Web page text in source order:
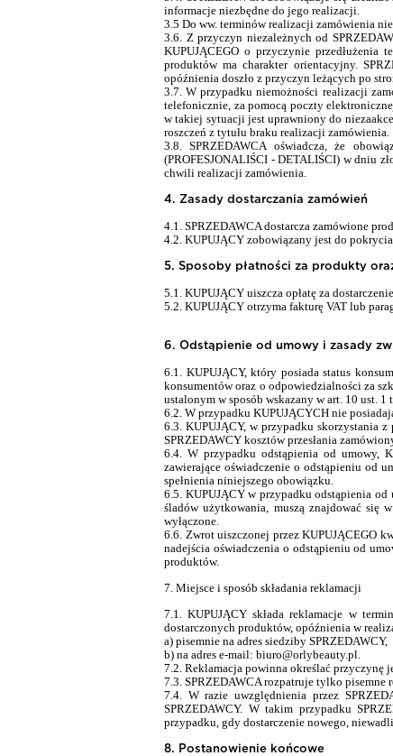
informacje niezbędne do jego realizacji.
3.5 Do ww. terminów realizacji zamówienia
3.6. Z przyczyn niezależnych od
KUPUJĄCEGO o przyczynie
produktów ma charakter orientacyjny.
opóźnienia doszło z przyczyn leżących po
3.7. W przypadku niemożności realizacji
telefonicznie, za pomocą poczty
w takiej sytuacji jest uprawniony do
roszczeń z tytułu braku realizacji zamówienia.
3.8. SPRZEDAWCA oświadcza, że
(PROFESJONALIŚCI - DETALIŚCI) w dniu
chwili realizacji zamówienia.
4. Zasady dostarczania zamówień
4.1. SPRZEDAWCA dostarcza zamówione
4.2. KUPUJĄCY zobowiązany jest do
5. Sposoby płatności za produkty
5.1. KUPUJĄCY uiszcza opłatę za
5.2. KUPUJĄCY otrzyma fakturę VAT lub
6. Odstąpienie od umowy i zasady
6.1. KUPUJĄCY, który posiada status
konsumentów oraz o odpowiedzialności za
ustalonym w sposób wskazany w art. 10 ust. 1
6.2. W przypadku KUPUJĄCYCH nie
6.3. KUPUJĄCY, w przypadku skorzystania
SPRZEDAWCY kosztów przesłania
6.4. W przypadku odstąpienia od umowy,
zawierające oświadczenie o odstąpieniu od
spełnienia niniejszego obowiązku.
6.5. KUPUJĄCY w przypadku odstąpienia
śladów użytkowania, muszą znajdować się
wyłączone.
6.6. Zwrot uiszczonej przez KUPUJĄCEGO
nadejścia oświadczenia o odstąpieniu od
produktów.
7. Miejsce i sposób składania reklamacji
7.1. KUPUJĄCY składa reklamacje w
dostarczonych produktów, opóźnienia w
a) pisemnie na adres siedziby SPRZEDAWCY,
b) na adres e-mail: biuro@orlybeauty.pl.
7.2. Reklamacja powinna określać przyczynę
7.3. SPRZEDAWCA rozpatruje tylko pisemne
7.4. W razie uwzględnienia przez
SPRZEDAWCY. W takim przypadku
przypadku, gdy dostarczenie nowego,
8. Postanowienie końcowe